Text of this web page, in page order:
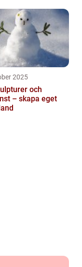
2025
och
– skapa eget